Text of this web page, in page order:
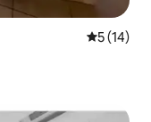
55 (14)